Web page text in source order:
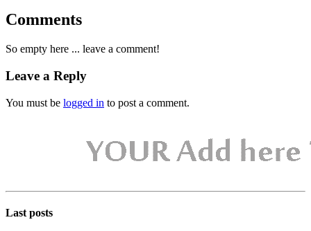
Comments
So empty here ... leave a comment!
Leave a Reply
You must be logged in to post a comment.
Last posts